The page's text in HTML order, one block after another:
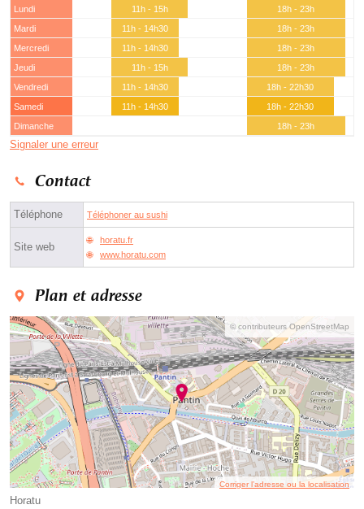
Lundi 11h - 15h
18h - 23h
Mardi
11h - 14h30
18h - 23h
Mercredi
11h - 14h30
18h - 23h
Jeudi
11h - 15h
18h - 23h
Vendredi
11h - 14h30
18h - 22h30
Samedi
11h - 14h30
18h - 22h30
Dimanche
18h - 23h
Signaler une erreur
Contact
Téléphone Téléphoner au sushi
Site web
horatu.fr
www.horatu.com
Plan et adresse
© contributeurs OpenStreetMap
Corriger l’adresse ou la localisation
Horatu